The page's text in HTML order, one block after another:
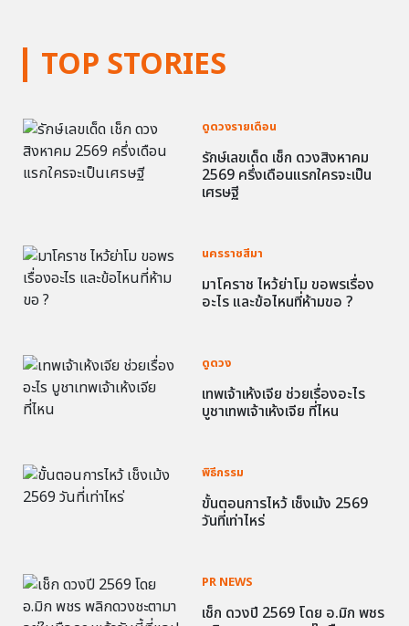
TOP STORIES
ดูดวงรายเดือน
รักษ์เลขเด็ด เช็ก ดวงสิงหาคม
2569 ครึ่งเดือนแรกใครจะเป็น
เศรษฐี
นครราชสีมา
มาโคราช ไหว้ย่าโม ขอพรเรื่อง
อะไร และข้อไหนที่ห้ามขอ ?
ดูดวง
เทพเจ้าเห้งเจีย ช่วยเรื่องอะไร
บูชาเทพเจ้าเห้งเจีย ที่ไหน
พิธีกรรม
ขั้นตอนการไหว้ เช็งเม้ง 2569
วันที่เท่าไหร่
PR NEWS
เช็ก ดวงปี 2569 โดย อ.มิก พชร